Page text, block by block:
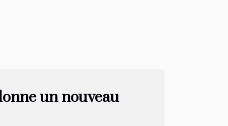
un nouveau